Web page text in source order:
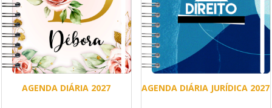
AGENDA DIÁRIA 2027 AGENDA DIÁRIA JURÍDICA 2027